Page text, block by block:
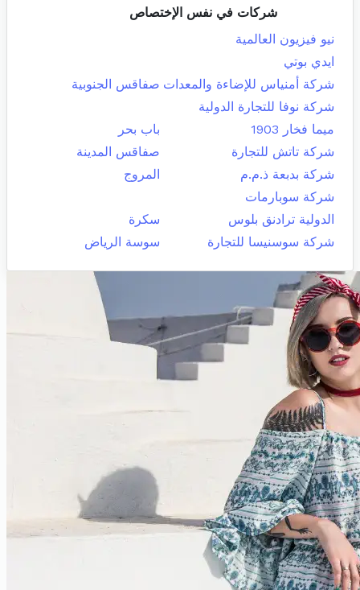
شركات في نفس الإختصاص
نيو فيزيون العالمية
ايدي بوتي
شركة أمنياس للإضاءة والمعدات صفاقس الجنوبية
شركة نوفا للتجارة الدولية
ميما فخار 1903
باب بحر
شركة تاتش للتجارة
صفاقس المدينة
شركة بدبعة ذ.م.م
المروج
شركة سوبارمات
الدولية ترادنق بلوس
سكرة
شركة سوسنيسا للتجارة
سوسة الرياض